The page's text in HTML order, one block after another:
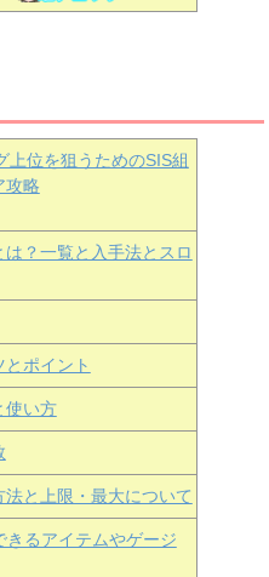
上位を狙うためのSIS組
攻略
？一覧と入手法とスロ
ポイント
使い方
と上限・最大について
きるアイテムやゲージ